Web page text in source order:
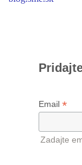
Email *
Zadajte